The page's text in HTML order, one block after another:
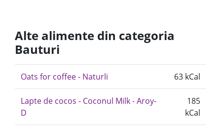
Alte alimente din categoria
Bauturi
Oats for coffee - Naturli 63 kCal
Lapte de cocos - Coconul Milk - Aroy-
D
185
kCal